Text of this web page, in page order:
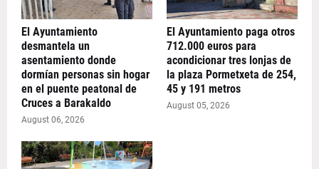
El Ayuntamiento
desmantela un
asentamiento donde
dormían personas sin hogar
en el puente peatonal de
Cruces a Barakaldo
August 06, 2026
El Ayuntamiento paga otros
712.000 euros para
acondicionar tres lonjas de
la plaza Pormetxeta de 254,
45 y 191 metros
August 05, 2026